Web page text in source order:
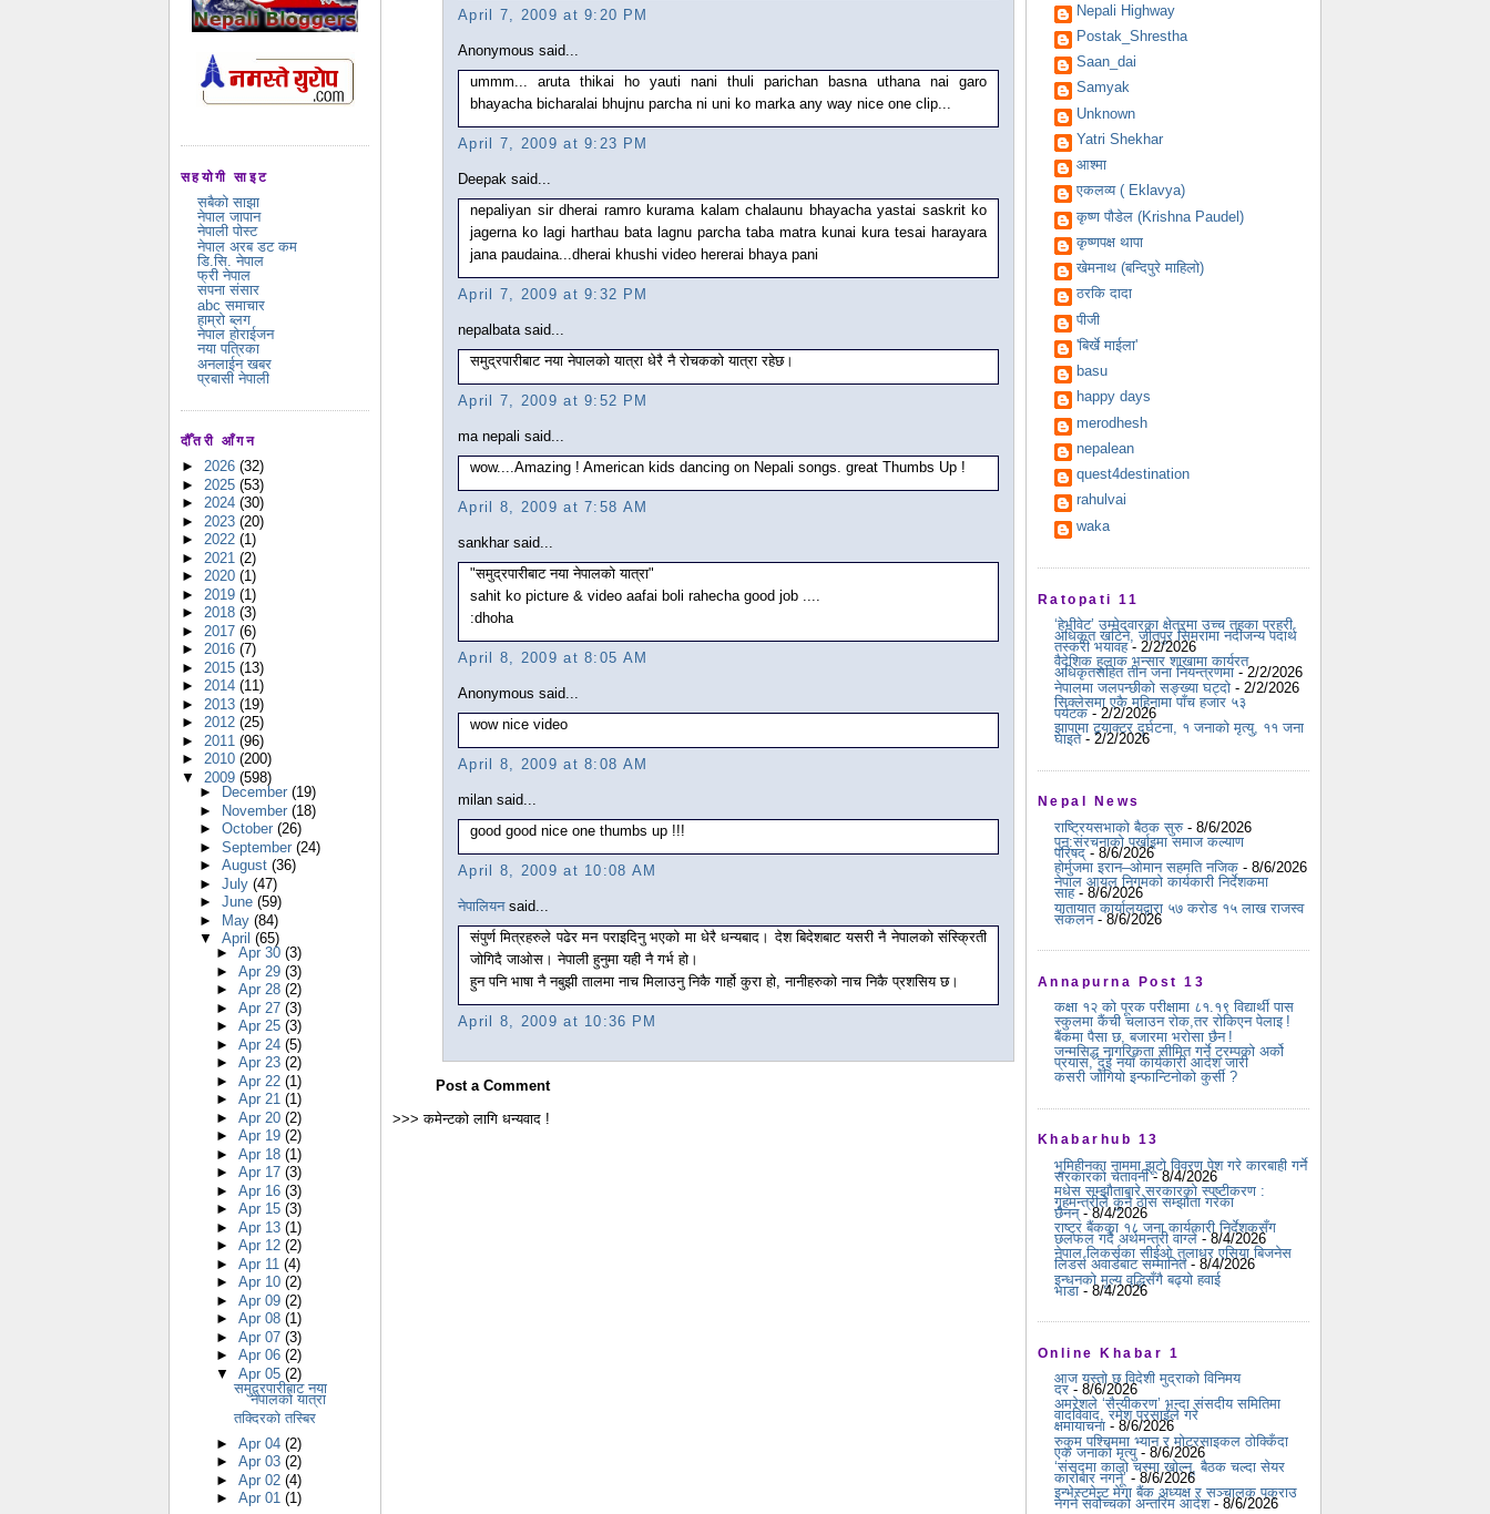
सहयोगी साइट
सबैको साझा
नेपाल जापान
नेपाली पोस्ट
नेपाल अरब डट कम
डि.सि. नेपाल
फ्री नेपाल
सपना संसार
abc समाचार
हाम्रो ब्लग
नेपाल होराईजन
नया पत्रिका
अनलाईन खबर
प्रबासी नेपाली
दौँतरी आँगन
► 2026 (32)
► 2025 (53)
► 2024 (30)
► 2023 (20)
► 2022 (1)
► 2021 (2)
► 2020 (1)
► 2019 (1)
► 2018 (3)
► 2017 (6)
► 2016 (7)
► 2015 (13)
► 2014 (11)
► 2013 (19)
► 2012 (25)
► 2011 (96)
► 2010 (200)
▼ 2009 (598)
►
December (19)
► November (18)
► October (26)
► September (24)
► August (36)
► July (47)
► June (59)
► May (84)
▼ April (65)
►Apr 30(3)
►Apr 29(3)
►Apr 28(2)
►Apr 27(3)
►Apr 25(3)
►Apr 24(5)
►Apr 23(2)
►Apr 22(1)
►Apr 21(1)
►Apr 20(2)
►Apr 19(2)
►Apr 18(1)
►Apr 17(3)
►Apr 16(3)
►Apr 15(3)
►Apr 13(1)
►Apr 12(2)
►Apr 11(4)
►Apr 10(2)
►Apr 09(2)
►Apr 08(1)
►Apr 07(3)
►Apr 06(2)
▼Apr 05(2)
समुद्रपारीबाट नया
नेपालको यात्रा
तक्दिरको तस्बिर
►Apr 04(2)
►Apr 03(2)
►Apr 02(4)
►Apr 01(1)
April 7, 2009 at 9:20 PM
Anonymous said...
ummm... aruta thikai ho yauti nani thuli parichan basna uthana nai garo
bhayacha bicharalai bhujnu parcha ni uni ko marka any way nice one clip...
April 7, 2009 at 9:23 PM
Deepak said...
nepaliyan sir dherai ramro kurama kalam chalaunu bhayacha yastai saskrit ko
jagerna ko lagi harthau bata lagnu parcha taba matra kunai kura tesai harayara
jana paudaina...dherai khushi video hererai bhaya pani
April 7, 2009 at 9:32 PM
nepalbata said...
समुद्रपारीबाट नया नेपालको यात्रा धेरै नै रोचकको यात्रा रहेछ।
April 7, 2009 at 9:52 PM
ma nepali said...
wow....Amazing ! American kids dancing on Nepali songs. great Thumbs Up !
April 8, 2009 at 7:58 AM
sankhar said...
"समुद्रपारीबाट नया नेपालको यात्रा"
sahit ko picture & video aafai boli rahecha good job ....
:dhoha
April 8, 2009 at 8:05 AM
Anonymous said...
wow nice video
April 8, 2009 at 8:08 AM
milan said...
good good nice one thumbs up !!!
April 8, 2009 at 10:08 AM
नेपालियनsaid...
संपुर्ण मित्रहरुले पढेर मन पराइदिनु भएको मा धेरै धन्यबाद। देश बिदेशबाट यसरी नै नेपालको संस्क्रिती
जोगिदै जाओस। नेपाली हुनुमा यही नै गर्भ हो।
हुन पनि भाषा नै नबुझी तालमा नाच मिलाउनु निकै गार्हो कुरा हो, नानीहरुको नाच निकै प्रशसिय छ।
April 8, 2009 at 10:36 PM
Post a Comment
>>> कमेन्टको लागि धन्यवाद !
Nepali Highway
Postak_Shrestha
Saan_dai
Samyak
Unknown
Yatri Shekhar
आश्मा
एकलव्य ( Eklavya)
कृष्ण पौडेल (Krishna Paudel)
कृष्णपक्ष थापा
खेमनाथ (बन्दिपुरे माहिलो)
ठरकि दादा
पीजी
'बिर्खे माईला'
basu
happy days
merodhesh
nepalean
quest4destination
rahulvai
waka
Ratopati 11
‘हेभीवेट’ उम्मेदवारका क्षेत्रमा उच्च तहका प्रहरी
अधिकृत खटिने, जीतपुर सिमरामा नदीजन्य पदार्थ
तस्करी भयावह- 2/2/2026
वैदेशिक हुलाक भन्सार शाखामा कार्यरत
अधिकृतसहित तीन जना नियन्त्रणमा - 2/2/2026
नेपालमा जलपन्छीको सङ्ख्या घट्दो - 2/2/2026
सिक्लेसमा एकै महिनामा पाँच हजार ५३
पर्यटक - 2/2/2026
झापामा ट्र्याक्टर दुर्घटना, १ जनाको मृत्यु, ११ जना
घाइते- 2/2/2026
Nepal News
राष्ट्रियसभाको बैठक सुरु- 8/6/2026
पुन:संरचनाको पर्खाइमा समाज कल्याण
परिषद् - 8/6/2026
होर्मुजमा इरान–ओमान सहमति नजिक - 8/6/2026
नेपाल आयल निगमको कार्यकारी निर्देशकमा
साह- 8/6/2026
यातायात कार्यालयद्वारा ५७ करोड १५ लाख राजस्व
संकलन- 8/6/2026
Annapurna Post 13
कक्षा १२ को पूरक परीक्षामा ८१.१९ विद्यार्थी पास
स्कुलमा कैंची चलाउन रोक,तर रोकिएन पेलाइ !
बैंकमा पैसा छ, बजारमा भरोसा छैन !
जन्मसिद्ध नागरिकता सीमित गर्ने ट्रम्पको अर्को
प्रयास, दुई नयाँ कार्यकारी आदेश जारी
कसरी जोगियो इन्फान्टिनोको कुर्सी ?
Khabarhub 13
भूमिहीनका नाममा झूटो विवरण पेश गरे कारबाही गर्ने
सरकारको चेतावनी- 8/4/2026
मधेस सम्झौताबारे सरकारको स्पष्टीकरण :
गृहमन्त्रीले कुनै ठोस सम्झौता गरेका
छैनन्- 8/4/2026
राष्ट्र बैंकका १८ जना कार्यकारी निर्देशकसँग
छलफल गर्दै अर्थमन्त्री वाग्ले - 8/4/2026
नेपाल लिकर्सका सीईओ तुलाधर एसिया बिजनेस
लिडर्स अवार्डबाट सम्मानित- 8/4/2026
इन्धनको मूल्य वृद्धिसँगै बढ्यो हवाई
भाडा- 8/4/2026
Online Khabar 1
आज यस्तो छ विदेशी मुद्राको विनिमय
दर - 8/6/2026
अमरेशले ‘सैन्यीकरण’ भन्दा संसदीय समितिमा
वादविवाद, रमेश प्रसाईंले गरे
क्षमायाचना - 8/6/2026
रुकुम पश्चिममा भ्यान र मोटरसाइकल ठोक्किँदा
एक जनाको मृत्यु- 8/6/2026
‘संसद्‍मा कालो चस्मा खोल्नू, बैठक चल्दा सेयर
कारोबार नगर्नू’ - 8/6/2026
इन्भेस्टमेन्ट मेगा बैंक अध्यक्ष र सञ्चालक पक्राउ
नगर्न सर्वोच्चको अन्तरिम आदेश- 8/6/2026